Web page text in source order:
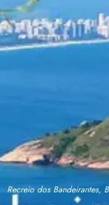
Recreio dos Bandeirantes,